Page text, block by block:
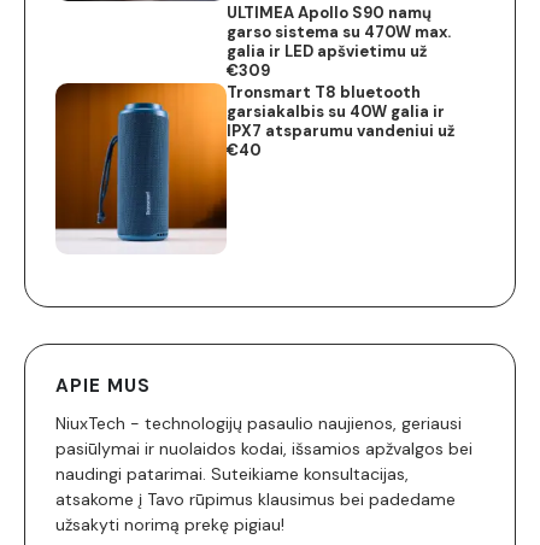
ULTIMEA Apollo S90 namų
garso sistema su 470W max.
galia ir LED apšvietimu už
€309
Tronsmart T8 bluetooth
garsiakalbis su 40W galia ir
IPX7 atsparumu vandeniui už
€40
APIE MUS
NiuxTech - technologijų pasaulio naujienos, geriausi
pasiūlymai ir nuolaidos kodai, išsamios apžvalgos bei
naudingi patarimai. Suteikiame konsultacijas,
atsakome į Tavo rūpimus klausimus bei padedame
užsakyti norimą prekę pigiau!